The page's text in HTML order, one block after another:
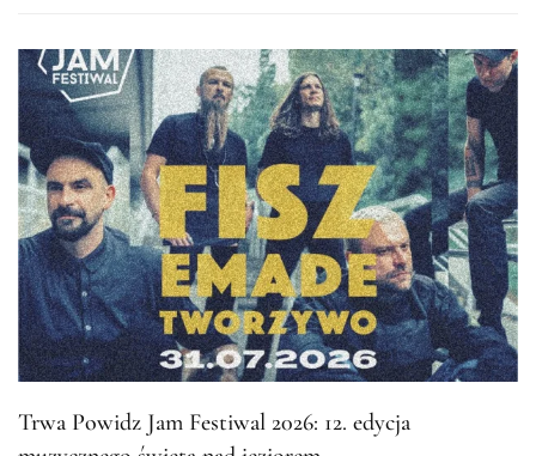
Trwa Powidz Jam Festiwal 2026: 12. edycja